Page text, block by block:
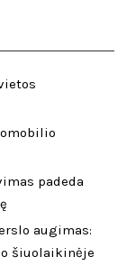
padeda
augimas:
šiuolaikinėje